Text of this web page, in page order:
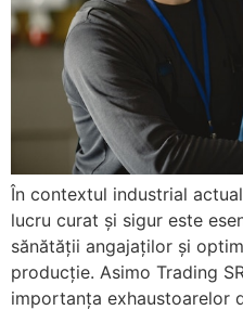
În contextul industrial
lucru curat și sigur este
sănătății angajaților și
producție. Asimo Trading
importanța exhaustoarelor